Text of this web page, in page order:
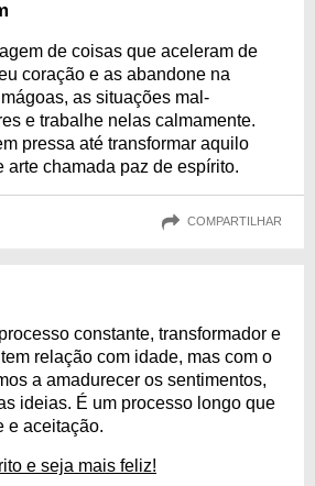
de coisas que aceleram de
coração e as abandone na
as situações mal-
e trabalhe nelas calmamente.
pressa até transformar aquilo
arte chamada paz de espírito.
COMPARTILHAR
constante, transformador e
relação com idade, mas com o
a amadurecer os sentimentos,
ideias. É um processo longo que
e aceitação.
e seja mais feliz!